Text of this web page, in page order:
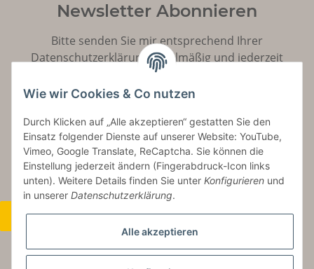
Newsletter Abonnieren
Bitte senden Sie mir entsprechend Ihrer
Datenschutzerklärungregelmäßig und jederzeit
widerruflich Informationen zu Ihrem Produktsortiment
per E-Mail zu.
Abonnieren
Widerrufsbutton
Wie wir Cookies & Co nutzen
Durch Klicken auf „Alle akzeptieren“ gestatten Sie den
Einsatz folgender Dienste auf unserer Website: YouTube,
Vimeo, Google Translate, ReCaptcha. Sie können die
Einstellung jederzeit ändern (Fingerabdruck-Icon links
unten). Weitere Details finden Sie unter Konfigurieren und
in unserer Datenschutzerklärung.
Alle akzeptieren